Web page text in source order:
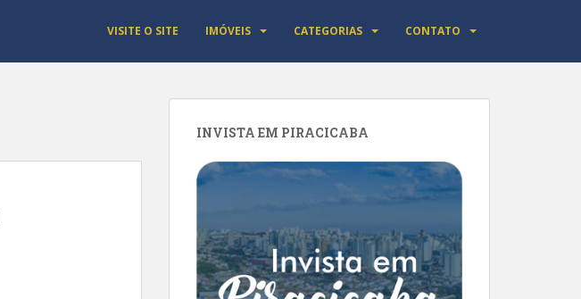
VISITE O SITE IMÓVEIS CATEGORIAS CONTATO
INVISTA EM PIRACICABA